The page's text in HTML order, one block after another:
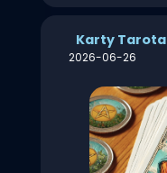
Karty Tarota
2026-06-26